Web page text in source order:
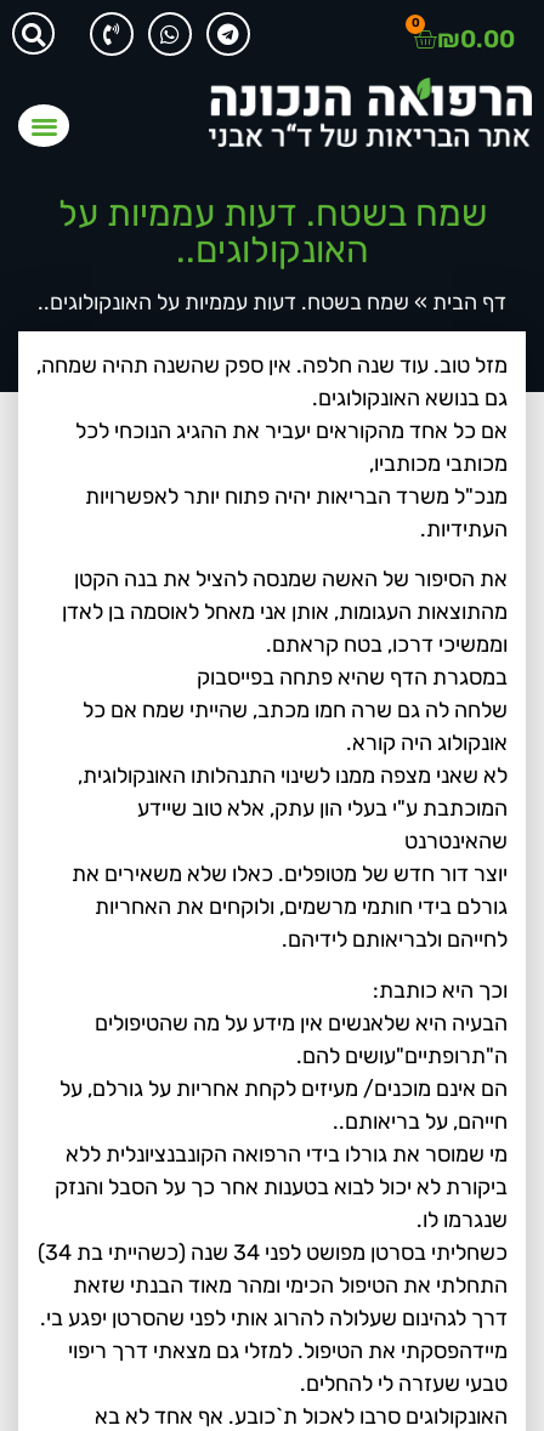
₪0.00
0
שמח בשטח. דעות עממיות על
האונקולוגים..
דף הבית » שמח בשטח. דעות עממיות על האונקולוגים..
מזל טוב. עוד שנה חלפה. אין ספק שהשנה תהיה שמחה,
גם בנושא האונקולוגים.
אם כל אחד מהקוראים יעביר את ההגיג הנוכחי לכל
מכותבי מכותביו,
מנכ"ל משרד הבריאות יהיה פתוח יותר לאפשרויות
העתידיות.
את הסיפור של האשה שמנסה להציל את בנה הקטן
מהתוצאות העגומות, אותן אני מאחל לאוסמה בן לאדן
וממשיכי דרכו, בטח קראתם.
במסגרת הדף שהיא פתחה בפייסבוק
שלחה לה גם שרה חמו מכתב, שהייתי שמח אם כל
אונקולוג היה קורא.
לא שאני מצפה ממנו לשינוי התנהלותו האונקולוגית,
המוכתבת ע"י בעלי הון עתק, אלא טוב שיידע
שהאינטרנט
יוצר דור חדש של מטופלים. כאלו שלא משאירים את
גורלם בידי חותמי מרשמים, ולוקחים את האחריות
לחייהם ולבריאותם לידיהם.
וכך היא כותבת:
הבעיה היא שלאנשים אין מידע על מה שהטיפולים
ה"תרופתיים"עושים להם.
הם אינם מוכנים/ מעיזים לקחת אחריות על גורלם, על
חייהם, על בריאותם..
מי שמוסר את גורלו בידי הרפואה הקונבנציונלית ללא
ביקורת לא יכול לבוא בטענות אחר כך על הסבל והנזק
שנגרמו לו.
כשחליתי בסרטן מפושט לפני 34 שנה (כשהייתי בת 34)
התחלתי את הטיפול הכימי ומהר מאוד הבנתי שזאת
דרך לגהינום שעלולה להרוג אותי לפני שהסרטן יפגע בי.
מיידהפסקתי את הטיפול. למזלי גם מצאתי דרך ריפוי
טבעי שעזרה לי להחלים.
האונקולוגים סרבו לאכול ת`כובע. אף אחד לא בא